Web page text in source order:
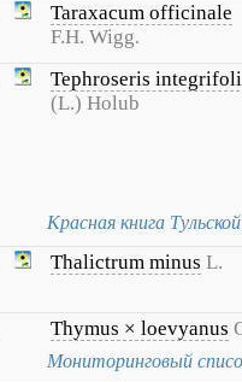
Taraxacum officinale
F.H. Wigg.
Tephroseris
(L.) Holub
Красная книга
Thalictrum minus L.
Thymus × loevyanus
Мониторинговый